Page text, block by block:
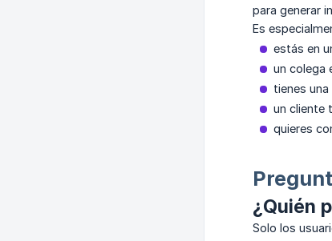
para generar
Es
estás en
un colega
tienes
un cliente
quieres
¿Quién
Solo los